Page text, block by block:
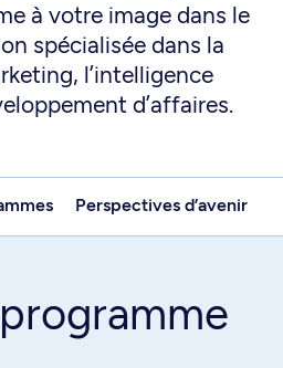
à votre image dans le
spécialisée dans la
l’intelligence
d’affaires.
Perspectives d’avenir